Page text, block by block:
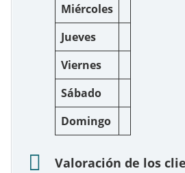
Miércoles
Jueves
Viernes
Sábado
Domingo
Valoración de los